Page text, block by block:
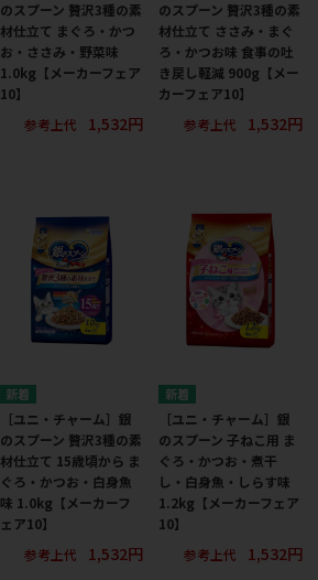
のスプーン 贅沢3種の素
材仕立て まぐろ・かつ
お・ささみ・野菜味
1.0kg【メーカーフェア
10】
参考上代
1,532円
のスプーン 贅沢3種の素
材仕立て ささみ・まぐ
ろ・かつお味 食事の吐
き戻し軽減 900g【メー
カーフェア10】
参考上代
1,532円
［ユニ・チャーム］銀
のスプーン 贅沢3種の素
材仕立て 15歳頃から ま
ぐろ・かつお・白身魚
味 1.0kg【メーカーフ
ェア10】
参考上代
1,532円
［ユニ・チャーム］銀
のスプーン 子ねこ用 ま
ぐろ・かつお・煮干
し・白身魚・しらす味
1.2kg【メーカーフェア
10】
参考上代
1,532円